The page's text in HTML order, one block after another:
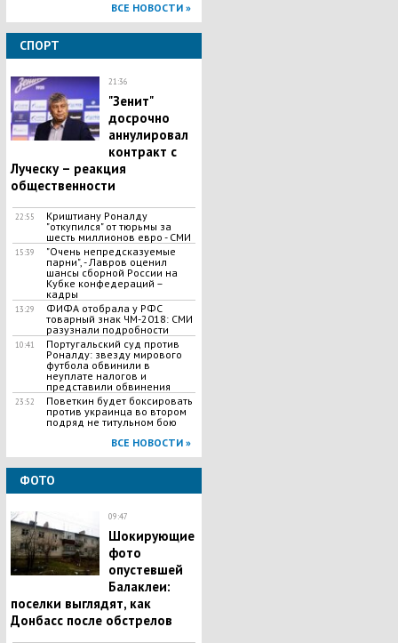
ВСЕ НОВОСТИ »
СПОРТ
21:36
"Зенит"
досрочно
аннулировал
контракт с
Луческу – реакция
общественности
22:55
Криштиану Роналду
"откупился" от тюрьмы за
шесть миллионов евро - СМИ
15:39
"Очень непредсказуемые
парни", - Лавров оценил
шансы сборной России на
Кубке конфедераций –
кадры
13:29
ФИФА отобрала у РФС
товарный знак ЧМ-2018: СМИ
разузнали подробности
10:41
Португальский суд против
Роналду: звезду мирового
футбола обвинили в
неуплате налогов и
представили обвинения
23:52
Поветкин будет боксировать
против украинца во втором
подряд не титульном бою
ВСЕ НОВОСТИ »
ФОТО
09:47
Шокирующие
фото
опустевшей
Балаклеи:
поселки выглядят, как
Донбасс после обстрелов